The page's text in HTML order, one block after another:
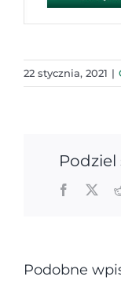
22 stycznia, 2021 |
Facebook
X
Podobne